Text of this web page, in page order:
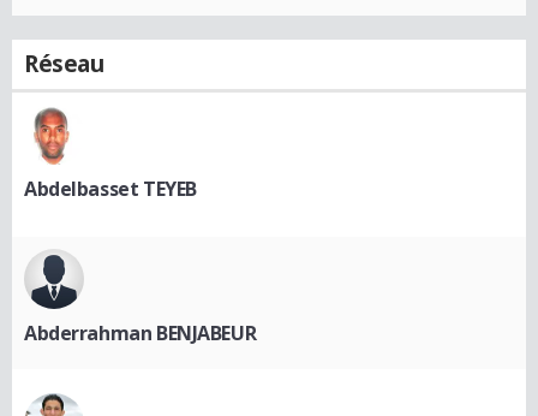
Réseau
Abdelbasset TEYEB
Abderrahman BENJABEUR